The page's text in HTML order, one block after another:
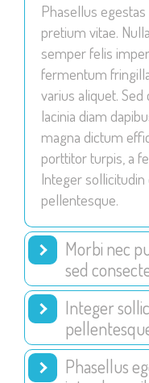
Phasellus
pretium vitae.
semper felis
fermentum
varius aliquet.
lacinia diam
magna dictum
porttitor turpis, a
Integer
pellentesque.
Morbi nec
sed
Integer
Phasellus